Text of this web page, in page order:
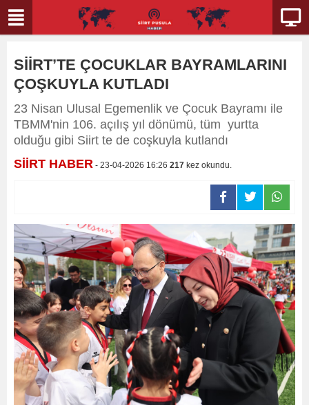
SİİRT’TE ÇOCUKLAR BAYRAMLARINI
ÇOŞKUYLA KUTLADI
23 Nisan Ulusal Egemenlik ve Çocuk Bayramı ile
TBMM'nin 106. açılış yıl dönümü, tüm yurtta
olduğu gibi Siirt te de coşkuyla kutlandı
SİİRT HABER - 23-04-2026 16:26 217 kez okundu.